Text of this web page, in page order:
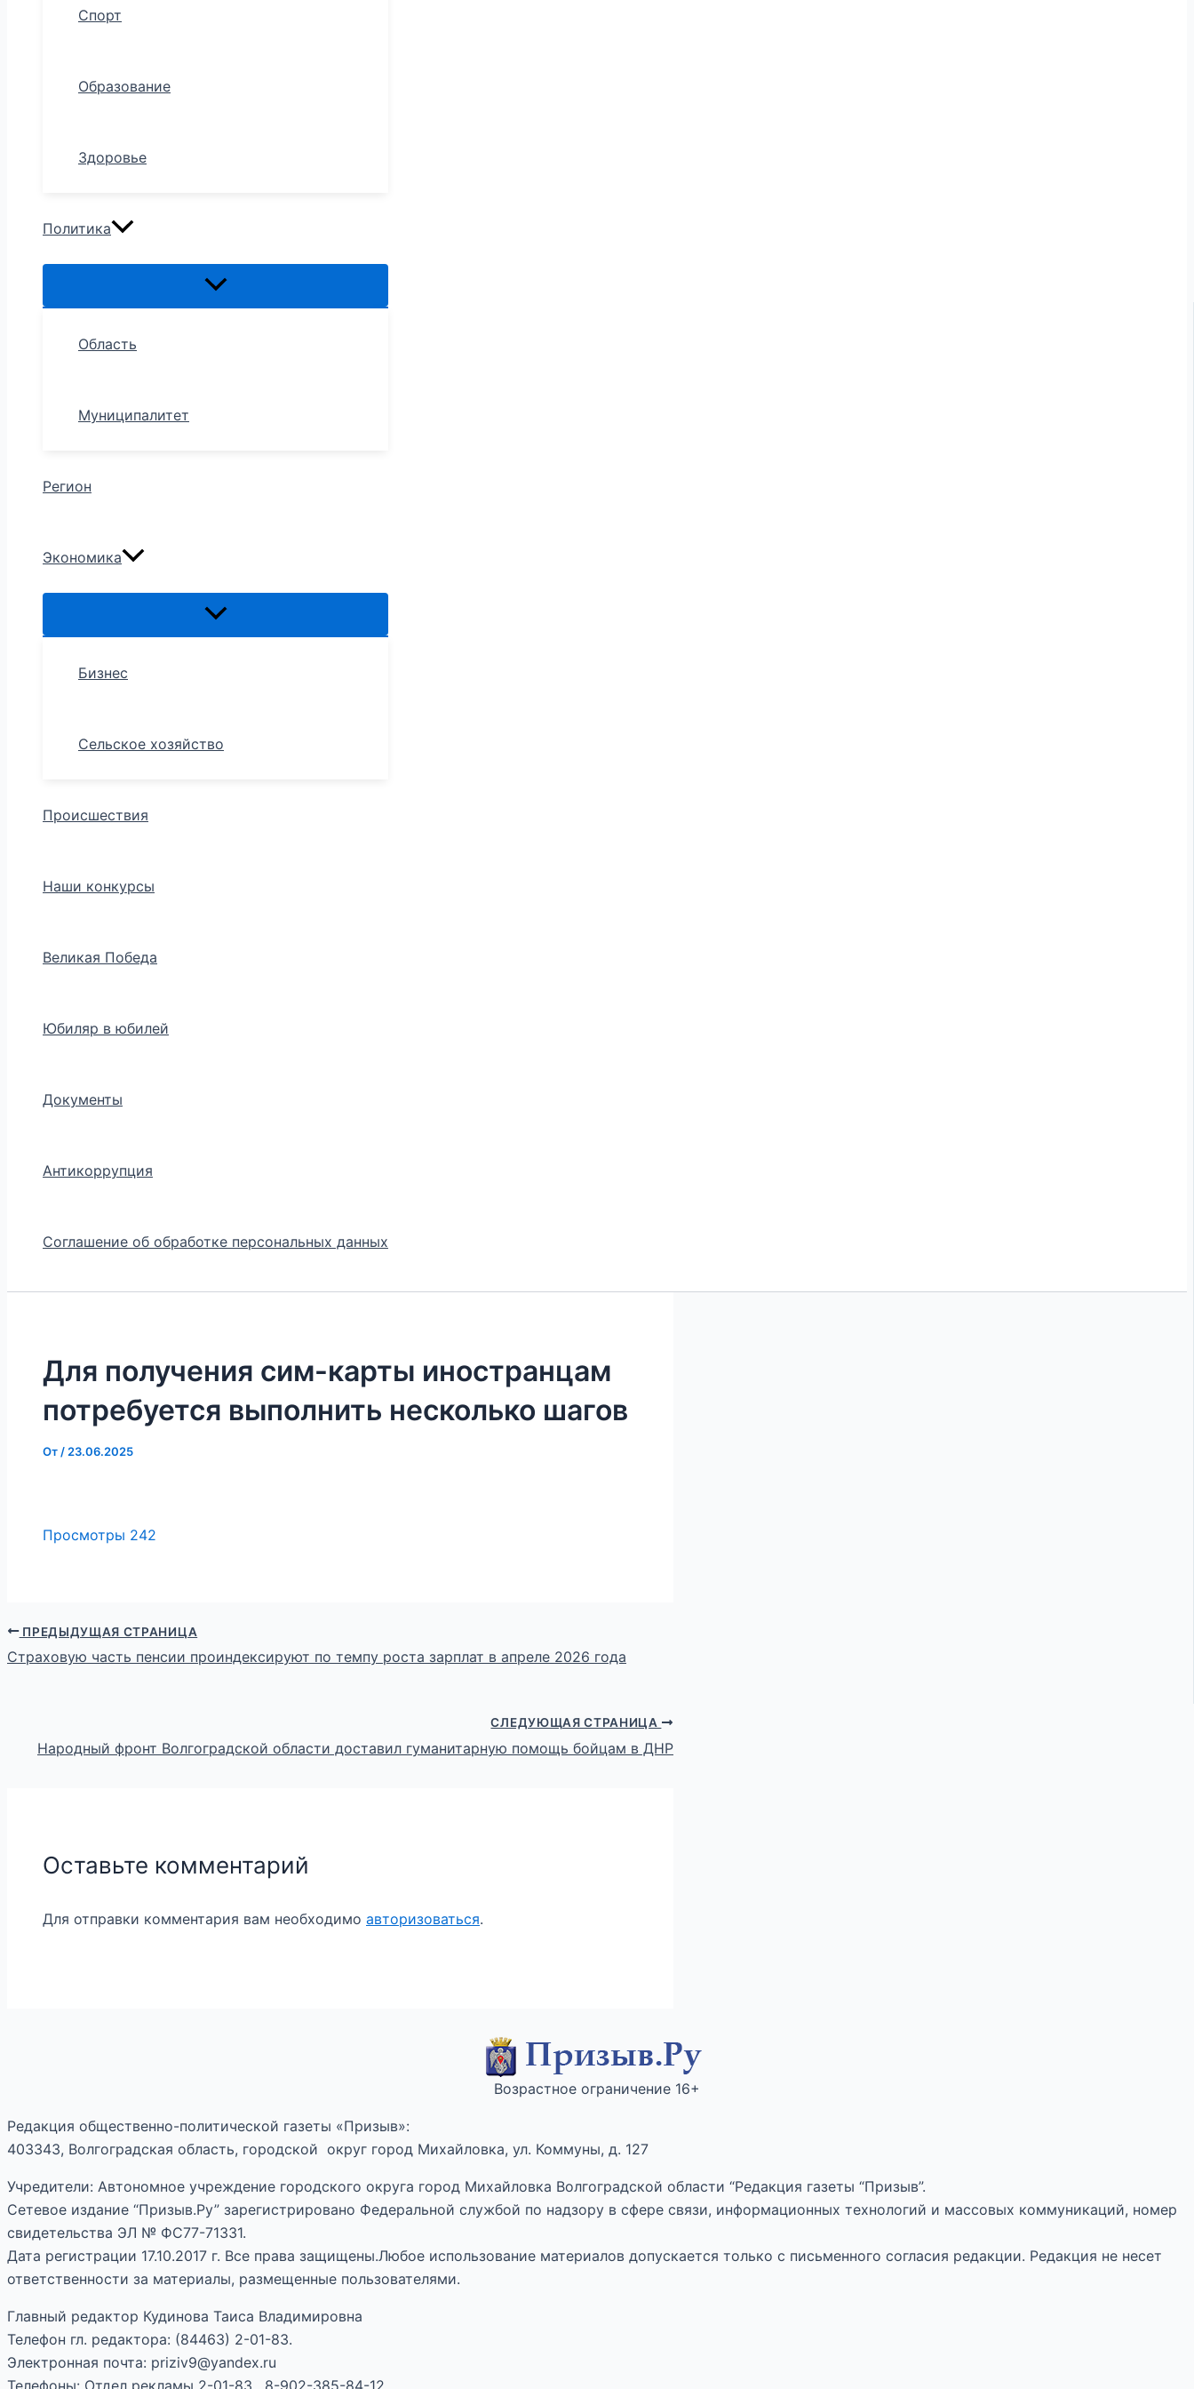
Спорт
Образование
Здоровье
Политика
Область
Муниципалитет
Регион
Экономика
Бизнес
Сельское хозяйство
Происшествия
Наши конкурсы
Великая Победа
Юбиляр в юбилей
Документы
Антикоррупция
Соглашение об обработке персональных данных
Для получения сим-карты иностранцам
потребуется выполнить несколько шагов
От / 23.06.2025
Просмотры 242
ПРЕДЫДУЩАЯ СТРАНИЦА
Страховую часть пенсии проиндексируют по темпу роста зарплат в апреле 2026 года
СЛЕДУЮЩАЯ СТРАНИЦА
Народный фронт Волгоградской области доставил гуманитарную помощь бойцам в ДНР
Оставьте комментарий
Для отправки комментария вам необходимо авторизоваться.
Возрастное ограничение 16+
Редакция общественно-политической газеты «Призыв»:
403343, Волгоградская область, городской округ город Михайловка, ул. Коммуны, д. 127
Учредители: Автономное учреждение городского округа город Михайловка Волгоградской области “Редакция газеты “Призыв”.
Сетевое издание “Призыв.Ру” зарегистрировано Федеральной службой по надзору в сфере связи, информационных технологий и массовых коммуникаций, номер
свидетельства ЭЛ № ФС77-71331.
Дата регистрации 17.10.2017 г. Все права защищены.Любое использование материалов допускается только с письменного согласия редакции. Редакция не несет
ответственности за материалы, размещенные пользователями.
Главный редактор Кудинова Таиса Владимировна
Телефон гл. редактора: (84463) 2-01-83.
Электронная почта: priziv9@yandex.ru
Телефоны: Отдел рекламы 2-01-83, 8-902-385-84-12.